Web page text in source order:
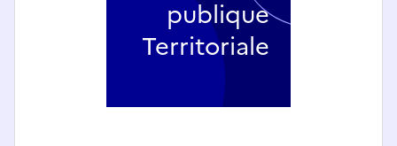
publique
Territoriale